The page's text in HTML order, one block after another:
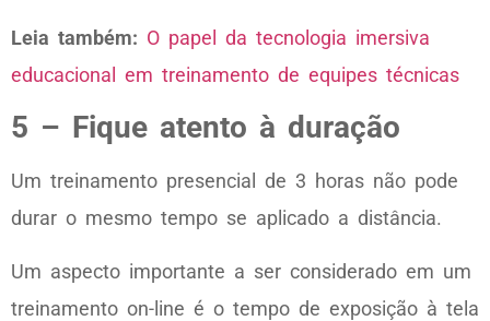
Leia também: O papel da tecnologia imersiva
educacional em treinamento de equipes técnicas
5 – Fique atento à duração
Um treinamento presencial de 3 horas não pode
durar o mesmo tempo se aplicado a distância.
Um aspecto importante a ser considerado em um
treinamento on-line é o tempo de exposição à tela